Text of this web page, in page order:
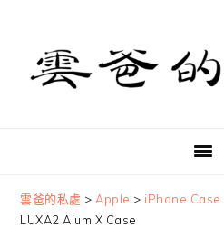
primary
navigation
content
primary
sidebar
雲爸的私處 > Apple > iPhone Case
LUXA2 Alum X Case